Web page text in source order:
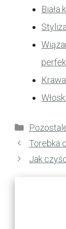
Biała
Kategorie
Torebka
Jak